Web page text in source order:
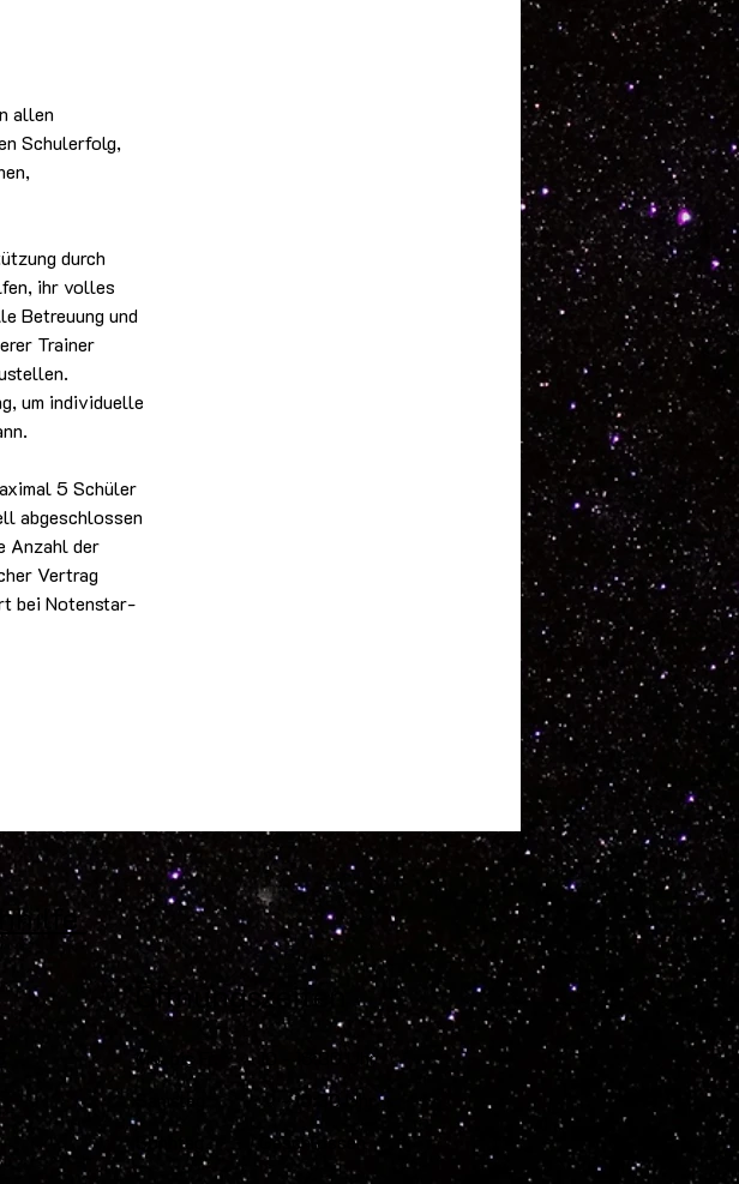
allen
Schulerfolg,
durch
ihr volles
Betreuung und
Trainer
um individuelle
5 Schüler
abgeschlossen
Anzahl der
Vertrag
bei Notenstar-
Öffnungszeiten
Mo. bis Fr.
Samstag
​Sonntag
10 - 18:30 Uhr
9 - 15:30 Uhr
Geschlossen